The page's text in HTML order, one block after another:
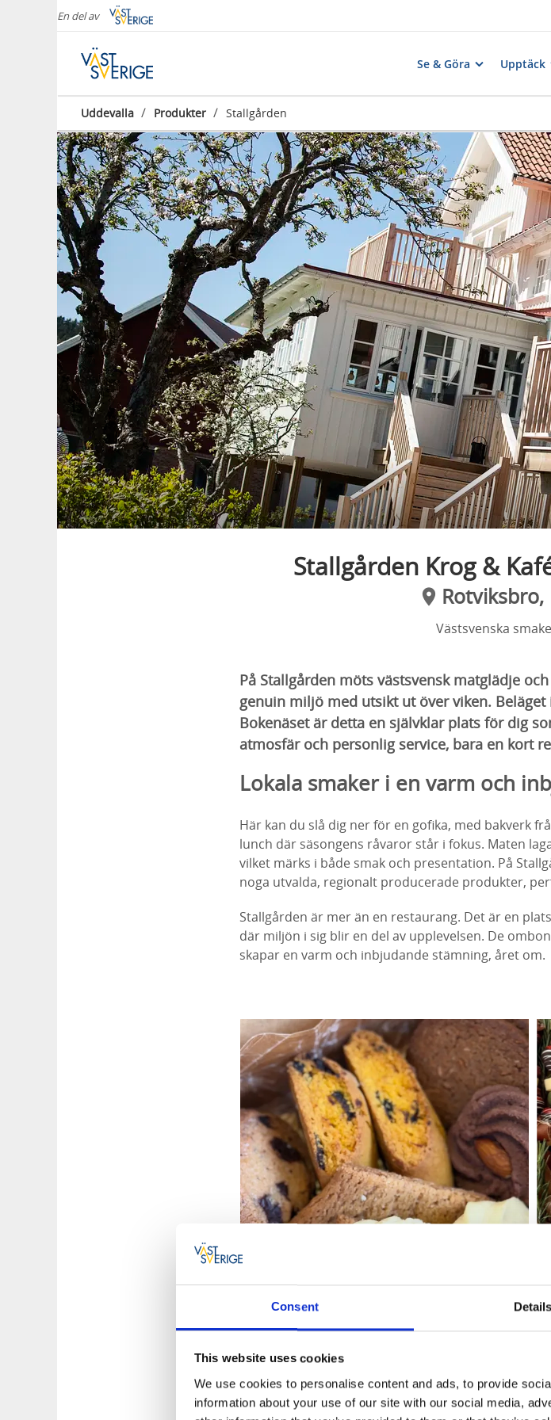
Consent Details
This website uses cookies
We use cookies to personalise content and ads, to provide
information about your use of our site with our social media,
En del av
Se & Göra Upptäck
Uddevalla / Produkter / Stallgården
Stallgården Krog &
Västsvenska
På Stallgården möts västsvensk matglädje
genuin miljö med utsikt ut över viken.
Bokenäset är detta en självklar plats för dig
atmosfär och personlig service, bara en kort
Lokala smaker i en varm och
Här kan du slå dig ner för en gofika, med bakverk
lunch där säsongens råvaror står i fokus. Maten
vilket märks i både smak och presentation. På
noga utvalda, regionalt producerade produkter,
Stallgården är mer än en restaurang. Det är en
där miljön i sig blir en del av upplevelsen. De
skapar en varm och inbjudande stämning, året om.
En plats att mötas på
Utöver restaurang, kafé, bageri och chark erbjuder
stora tillfällen och minnesvärda sammankomster,